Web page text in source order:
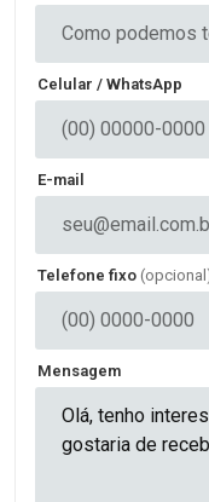
Celular / WhatsApp
E-mail
Telefone fixo
Mensagem